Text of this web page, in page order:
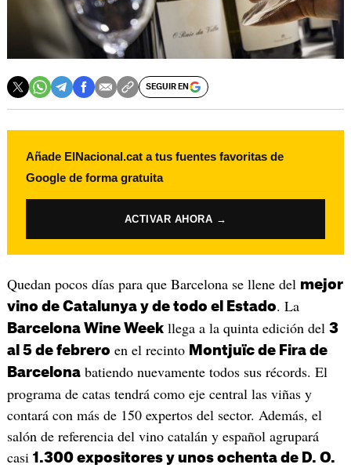
SEGUIR EN
Añade ElNacional.cat a tus fuentes favoritas de
Google de forma gratuita
ACTIVAR AHORA →
Quedan pocos días para que Barcelona se llene del mejor
vino de Catalunya y de todo el Estado. La
Barcelona Wine Weekllega a la quinta edición del 3
al 5 de febrero en el recinto Montjuïc de Fira de
Barcelonabatiendo nuevamente todos sus récords. El
programa de catas tendrá como eje central las viñas y
contará con más de 150 expertos del sector. Además, el
salón de referencia del vino catalán y español agrupará
casi 1.300 expositores y unos ochenta de D. O.